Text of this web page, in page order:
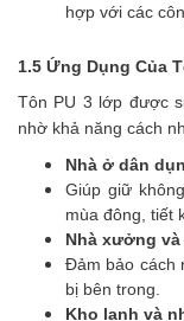
hợp với các
1.5 Ứng Dụng Của
Tôn PU 3 lớp được
nhờ khả năng cách
Nhà ở dân
Giúp giữ
mùa đông, tiết
Nhà xưởng
Đảm bảo cách
bị bên trong.
Kho lạnh và